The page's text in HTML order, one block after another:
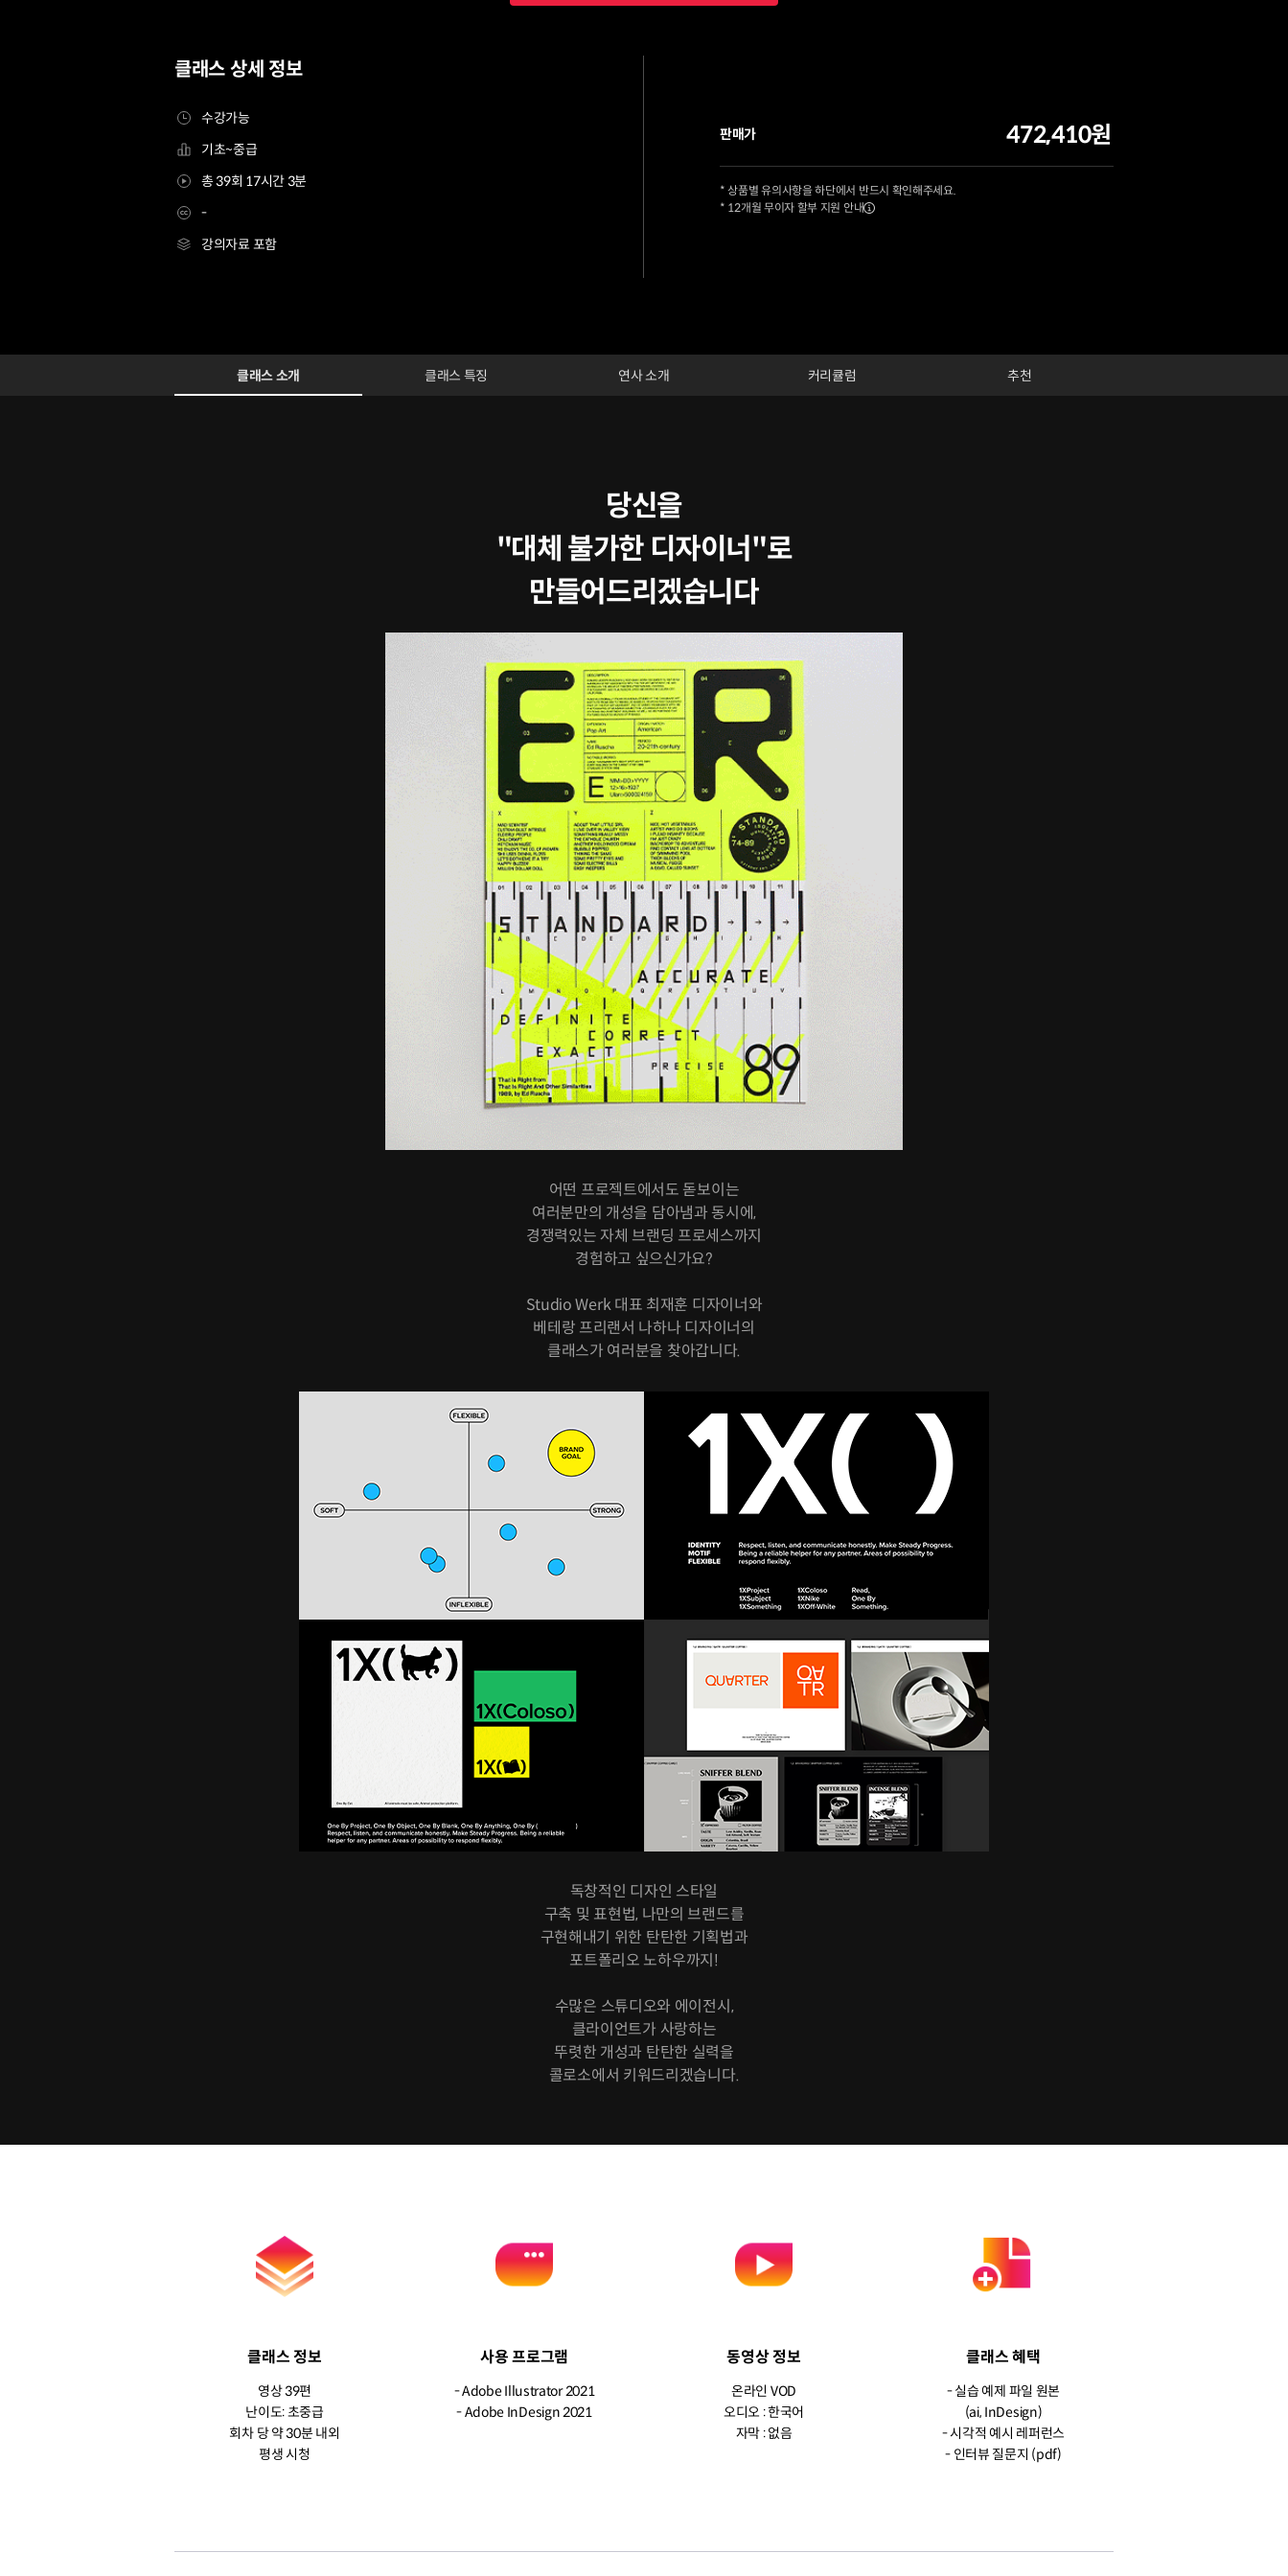
클래스 상세 정보
수강가능
기초~중급
총 39회 17시간 3분
-
강의자료 포함
판매가 472,410원
* 상품별 유의사항을 하단에서 반드시 확인해주세요.
* 12개월 무이자 할부 지원 안내
나만의 스타일이 담긴 디자인 표현법과 브랜딩 Class
Configuration Information Shortcuts클래스 소개 클래스 특징 연사 소개 커리큘럼
추천
당신을
"대체 불가한 디자이너"로
만들어드리겠습니다
어떤 프로젝트에서도 돋보이는
여러분만의 개성을 담아냄과 동시에,
경쟁력있는 자체 브랜딩 프로세스까지
경험하고 싶으신가요?
Studio Werk 대표 최재훈 디자이너와
베테랑 프리랜서 나하나 디자이너의
클래스가 여러분을 찾아갑니다.
독창적인 디자인 스타일
구축 및 표현법, 나만의 브랜드를
구현해내기 위한 탄탄한 기획법과
포트폴리오 노하우까지!
수많은 스튜디오와 에이전시,
클라이언트가 사랑하는
뚜렷한 개성과 탄탄한 실력을
콜로소에서 키워드리겠습니다.
클래스 정보
영상 39편
난이도: 초중급
회차 당 약 30분 내외
평생 시청
사용 프로그램
- Adobe Illustrator 2021
- Adobe InDesign 2021
동영상 정보
온라인 VOD
오디오 : 한국어
자막 : 없음
클래스 혜택
- 실습 예제 파일 원본
(ai, InDesign)
- 시각적 예시 레퍼런스
- 인터뷰 질문지 (pdf)